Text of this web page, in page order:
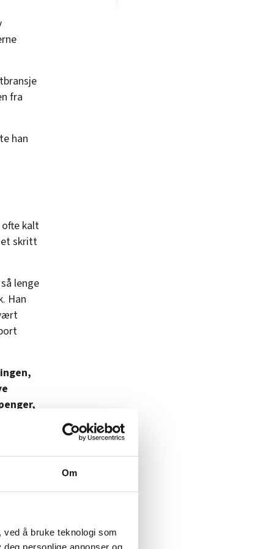
Om
å bruke teknologi som
personlige annonser og
fra
han
kalt
et skritt
lenge
Han
inn til